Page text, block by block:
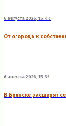
6 августа 2026, 15:40
От огорода к
6 августа 2026, 15:36
В Брянске расширят